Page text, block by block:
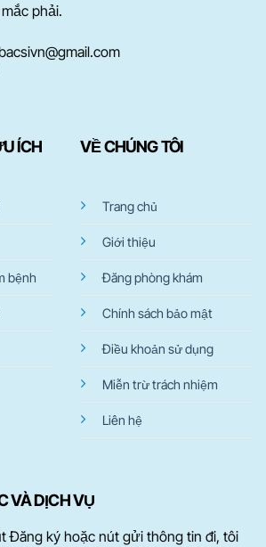
phải.
ÍCH
bệnh
VỀ CHÚNG TÔI
Trang chủ
Giới thiệu
Đăng phòng khám
Chính sách bảo mật
Điều khoản sử dụng
Miễn trừ trách nhiệm
Liên hệ
VÀ DỊCH VỤ
Đăng ký hoặc nút gửi thông tin đi, tôi